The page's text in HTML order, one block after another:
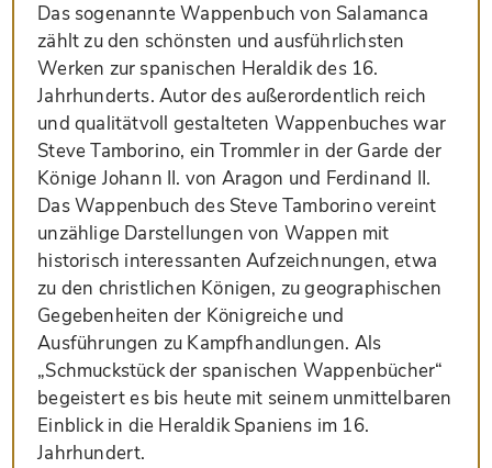
Das sogenannte Wappenbuch von Salamanca
zählt zu den schönsten und ausführlichsten
Werken zur spanischen Heraldik des 16.
Jahrhunderts. Autor des außerordentlich reich
und qualitätvoll gestalteten Wappenbuches war
Steve Tamborino, ein Trommler in der Garde der
Könige Johann II. von Aragon und Ferdinand II.
Das Wappenbuch des Steve Tamborino vereint
unzählige Darstellungen von Wappen mit
historisch interessanten Aufzeichnungen, etwa
zu den christlichen Königen, zu geographischen
Gegebenheiten der Königreiche und
Ausführungen zu Kampfhandlungen. Als
„Schmuckstück der spanischen Wappenbücher“
begeistert es bis heute mit seinem unmittelbaren
Einblick in die Heraldik Spaniens im 16.
Jahrhundert.